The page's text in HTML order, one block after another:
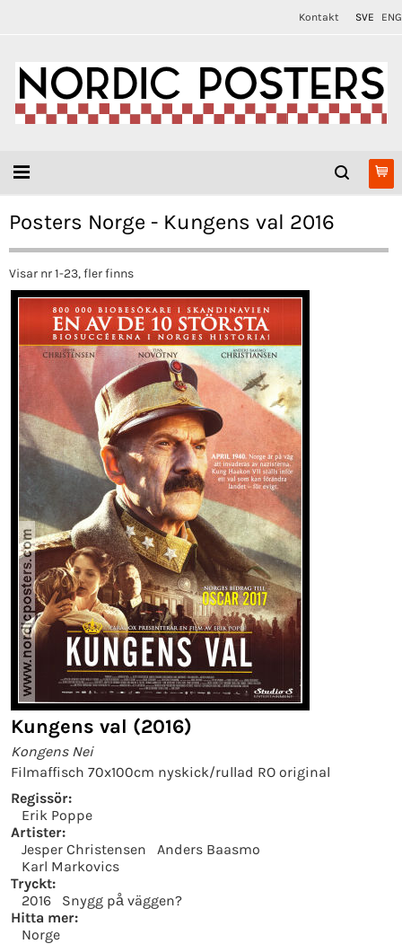
Kontakt SVE ENG
Posters Norge - Kungens val 2016
Visar nr 1-23, fler finns
Kungens val (2016)
Kongens Nei
Filmaffisch 70x100cm nyskick/rullad RO original
Regissör:
Erik Poppe
Artister:
Jesper Christensen
Anders Baasmo
Karl Markovics
Tryckt:
2016
Snygg på väggen?
Hitta mer:
Norge